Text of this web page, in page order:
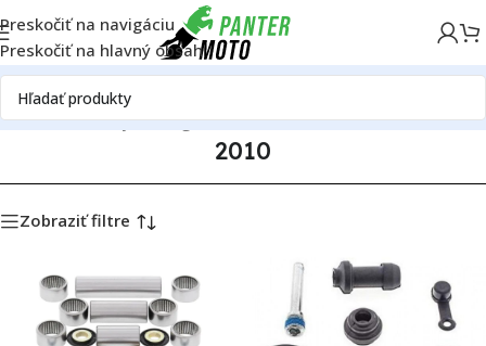
Preskočiť na navigáciu
Preskočiť na hlavný obsah
Náhradné dielyKatalóg motoriekHondaHonda CRF 450 X2010
2010
Zobraziť filtre